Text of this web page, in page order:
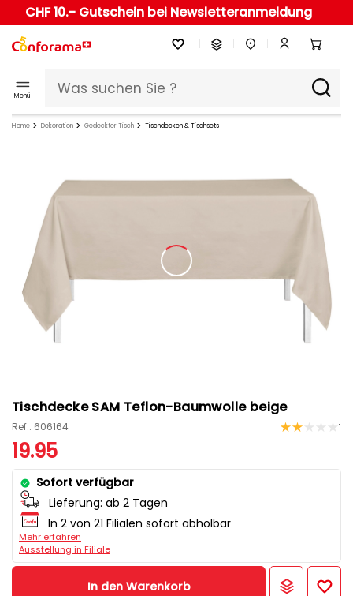
CHF 10.- Gutschein bei Newsletteranmeldung
Menü
Home Dekoration Gedeckter Tisch Tischdecken & Tischsets
Tischdecke SAM Teflon-Baumwolle beige
Ref.: 606164 1
19.95
Sofort verfügbar
Lieferung: ab 2 Tagen
In 2 von 21 Filialen sofort abholbar
Mehr erfahren
Ausstellung in Filiale
In den Warenkorb